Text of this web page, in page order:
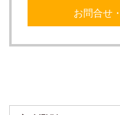
お問合せ